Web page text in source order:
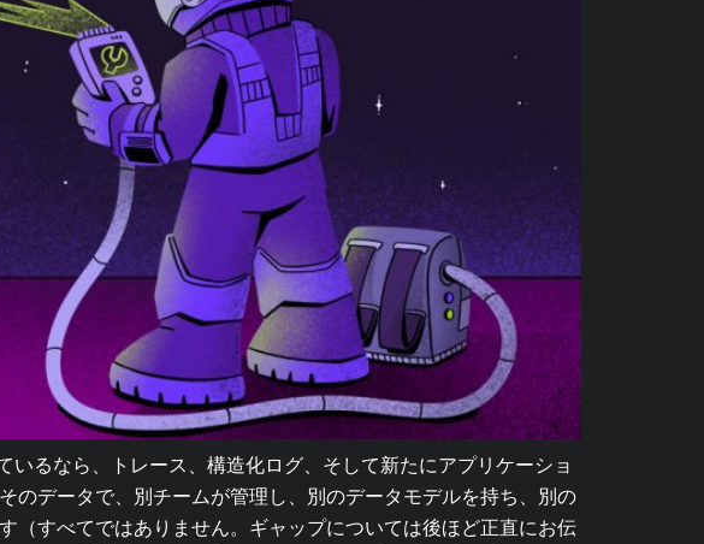
るなら、トレース、構造化ログ、そして新たにアプリケーショ
のデータで、別チームが管理し、別のデータモデルを持ち、別の
（すべてではありません。ギャップについては後ほど正直にお伝